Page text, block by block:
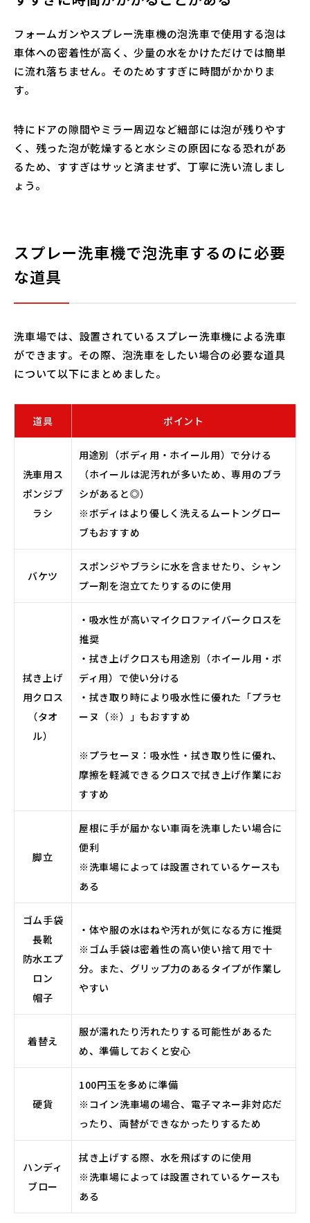
フォームガンやスプレー洗車機の泡洗車で使用する泡は
車体への密着性が高く、少量の水をかけただけでは簡単
に流れ落ちません。そのためすすぎに時間がかかりま
す。
特にドアの隙間やミラー周辺など細部には泡が残りやす
く、残った泡が乾燥すると水シミの原因になる恐れがあ
るため、すすぎはサッと済ませず、丁寧に洗い流しまし
ょう。
スプレー洗車機で泡洗車するのに必要
な道具
洗車場では、設置されているスプレー洗車機による洗車
ができます。その際、泡洗車をしたい場合の必要な道具
について以下にまとめました。
道具 ポイント
洗車用ス
ポンジブ
ラシ
用途別（ボディ用・ホイール用）で分ける
（ホイールは泥汚れが多いため、専用のブラ
シがあると◎）
※ボディはより優しく洗えるムートングロー
ブもおすすめ
バケツ
スポンジやブラシに水を含ませたり、シャン
プー剤を泡立てたりするのに使用
拭き上げ
用クロス
（タオ
ル）
・吸水性が高いマイクロファイバークロスを
推奨
・拭き上げクロスも用途別（ホイール用・ボ
ディ用）で使い分ける
・拭き取り時により吸水性に優れた「プラセ
ーヌ（※）」もおすすめ
※プラセーヌ：吸水性・拭き取り性に優れ、
摩擦を軽減できるクロスで拭き上げ作業にお
すすめ
脚立
屋根に手が届かない車両を洗車したい場合に
便利
※洗車場によっては設置されているケースも
ある
ゴム手袋
長靴
防水エプ
ロン
帽子
・体や服の水はねや汚れが気になる方に推奨
※ゴム手袋は密着性の高い使い捨て用で十
分。また、グリップ力のあるタイプが作業し
やすい
着替え
服が濡れたり汚れたりする可能性があるた
め、準備しておくと安心
硬貨
100円玉を多めに準備
※コイン洗車場の場合、電子マネー非対応だ
ったり、両替ができなかったりするため
ハンディ
ブロー
拭き上げする際、水を飛ばすのに使用
※洗車場によっては設置されているケースも
ある